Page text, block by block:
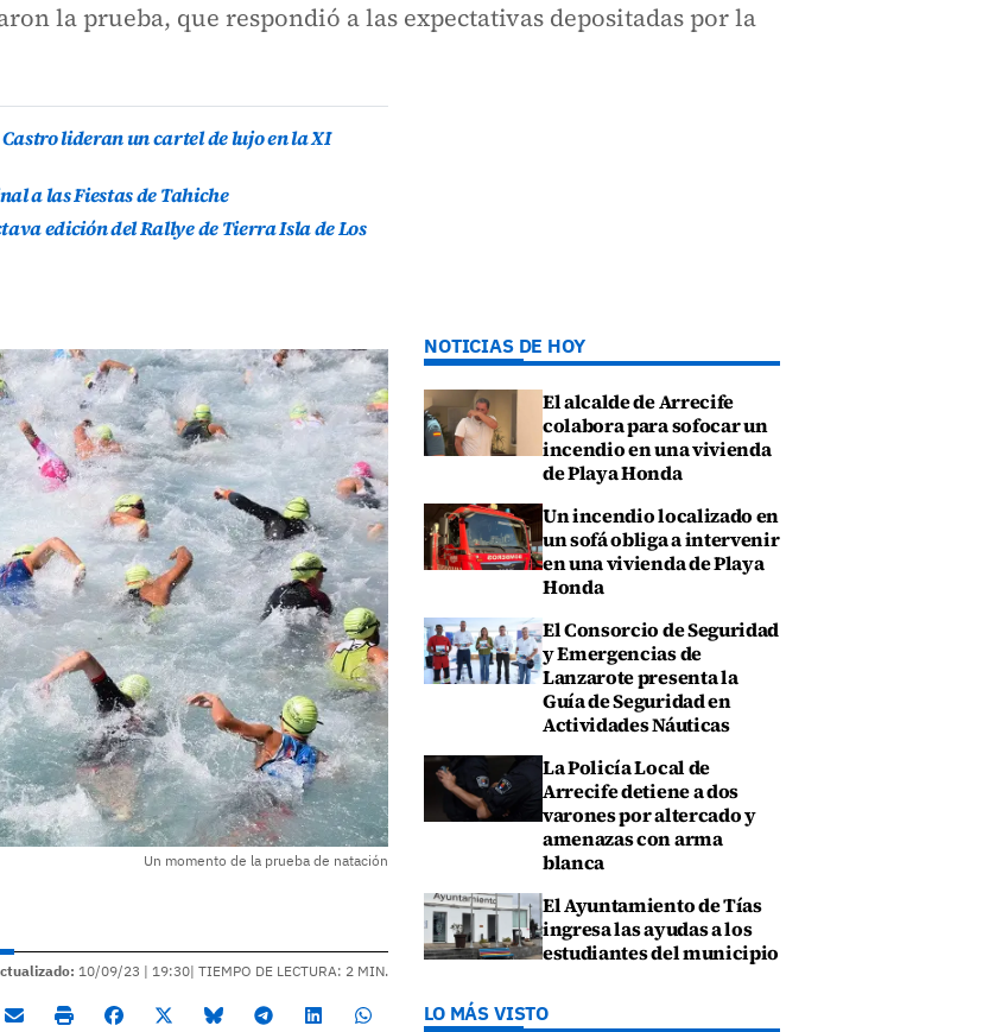
la prueba, que respondió a las expectativas depositadas por la
lideran un cartel de lujo en la XI
a las Fiestas de Tahiche
edición del Rallye de Tierra Isla de Los
Un momento de la prueba de natación
10/09/23 | 19:30| TIEMPO DE LECTURA: 2 MIN.
NOTICIAS DE HOY
El alcalde de Arrecife
colabora para sofocar un
incendio en una vivienda
de Playa Honda
Un incendio localizado en
un sofá obliga a intervenir
en una vivienda de Playa
Honda
El Consorcio de Seguridad
y Emergencias de
Lanzarote presenta la
Guía de Seguridad en
Actividades Náuticas
La Policía Local de
Arrecife detiene a dos
varones por altercado y
amenazas con arma
blanca
El Ayuntamiento de Tías
ingresa las ayudas a los
estudiantes del municipio
LO MÁS VISTO